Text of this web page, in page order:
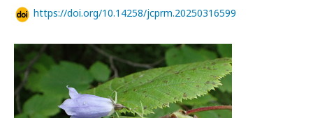
https://doi.org/10.14258/jcprm.20250316599